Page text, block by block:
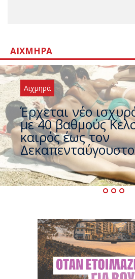
ΑΙΧΜΗΡΆ
Αιχμηρά
Άφαντος ο
που η χώρα